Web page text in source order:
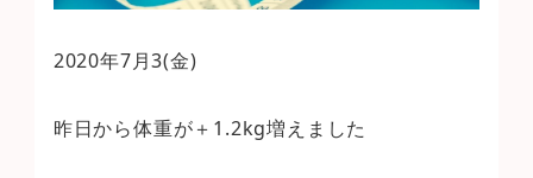
2020年7月3(金)
昨日から体重が＋1.2kg増えました